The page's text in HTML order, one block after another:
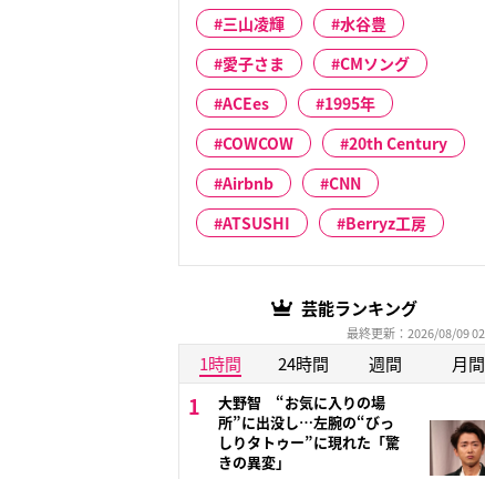
三山凌輝
水谷豊
愛子さま
CMソング
ACEes
1995年
COWCOW
20th Century
Airbnb
CNN
ATSUSHI
Berryz工房
芸能ランキング
最終更新：2026/08/09
1時間 24時間 週間 月間
大野智 “お気に入りの場
所”に出没し…左腕の“びっ
しりタトゥー”に現れた「驚
きの異変」